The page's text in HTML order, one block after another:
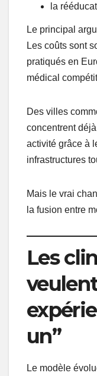
la
Le principal
Les coûts sont
pratiqués en
médical
Des villes
concentrent
activité grâce à
infrastructures
Mais le vrai
la fusion entre
Les
un”
Le modèle